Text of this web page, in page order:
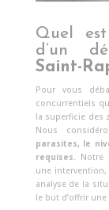
Quel
d’un
Saint-
Pour vous
concurrentiels
la superficie des
Nous
parasites, le
requises.
Notre
une intervention,
analyse de la
le but d’offrir